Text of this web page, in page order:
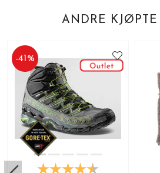
ANDRE KJØPTE
-41 %